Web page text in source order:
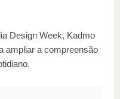
Design Week, Kadmo
ampliar a compreensão